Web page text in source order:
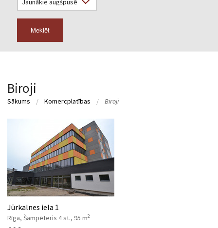
Meklēt
Biroji
Sākums Komercplatības Biroji
Jūrkalnes iela 1
Rīga, Šampēteris 4 st., 95 m2